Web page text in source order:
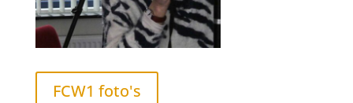
FCW1 foto's